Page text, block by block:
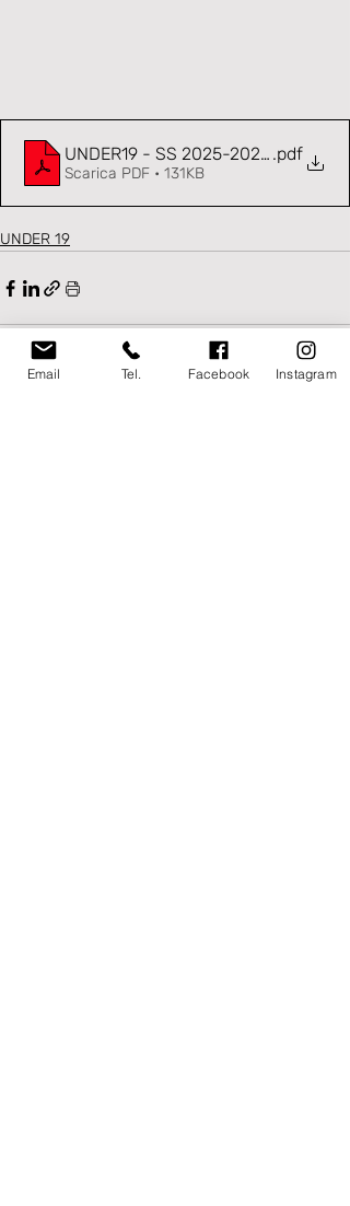
UNDER19 - SS 2025-2026 - 03 -
.pdf
Scarica PDF • 131KB
UNDER 19
Email Tel. Facebook Instagram